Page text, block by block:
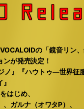
の「鏡音リン
が発売決定！
ノ』『ハウトゥ―世界征
はじめ、
ガルナ（オワタP）、